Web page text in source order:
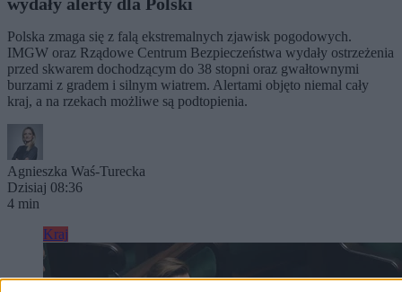
Polska zmaga się z falą ekstremalnych zjawisk pogodowych.
IMGW oraz Rządowe Centrum Bezpieczeństwa wydały ostrzeżenia
przed skwarem dochodzącym do 38 stopni oraz gwałtownymi
burzami z gradem i silnym wiatrem. Alertami objęto niemal cały
kraj, a na rzekach możliwe są podtopienia.
Agnieszka Waś-Turecka
Dzisiaj 08:36
4 min
Kraj